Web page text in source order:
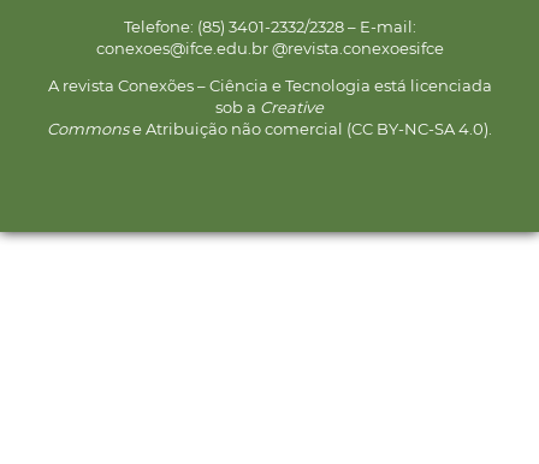
Telefone: (85) 3401-2332/2328 – E-mail:
conexoes@ifce.edu.br @revista.conexoesifce
A revista Conexões – Ciência e Tecnologia está licenciada
sob a Creative
Commonse Atribuição não comercial (CC BY-NC-SA 4.0).